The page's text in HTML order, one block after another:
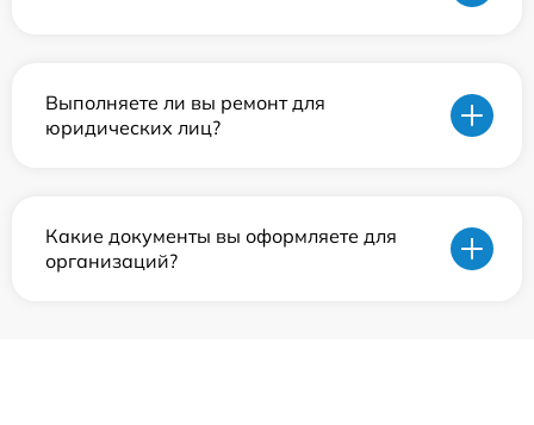
Выполняете ли вы ремонт для
юридических лиц?
Какие документы вы оформляете для
организаций?